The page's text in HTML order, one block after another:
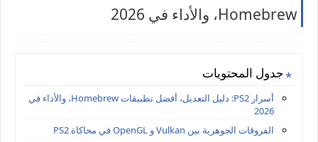
Homebrew، والأداء في 2026
جدول المحتويات
أسرار PS2: دليل التعديل، أفضل تطبيقات Homebrew، والأداء في
2026
الفروقات الجوهرية بين Vulkan و OpenGL في محاكاة PS2